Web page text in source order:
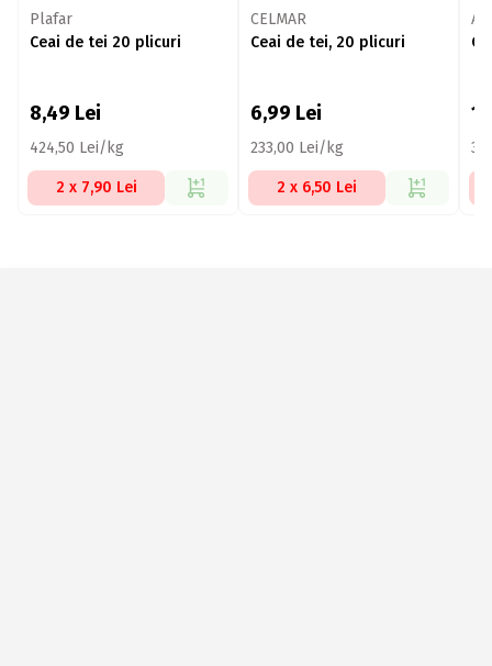
Plafar
Ceai de tei 20 plicuri
8,49 Lei
424,50 Lei/kg
2 x 7,90 Lei
CELMAR
Ceai de tei, 20 plicuri
6,99 Lei
233,00 Lei/kg
2 x 6,50 Lei